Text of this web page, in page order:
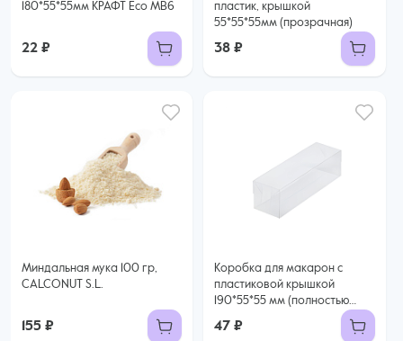
180*55*55мм КРАФТ Eco MB6
22 ₽
пластик, крышкой
55*55*55мм (прозрачная)
38 ₽
Миндальная мука 100 гр,
CALCONUT S.L.
155 ₽
Коробка для макарон с
пластиковой крышкой
190*55*55 мм (полностью
47 ₽